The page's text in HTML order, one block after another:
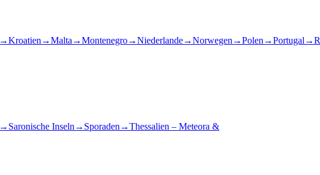
→Kroatien →Malta →Montenegro→Niederlande→Norwegen →Polen →Portugal →
→ Saronische Inseln → Sporaden →Thessalien – Meteora &